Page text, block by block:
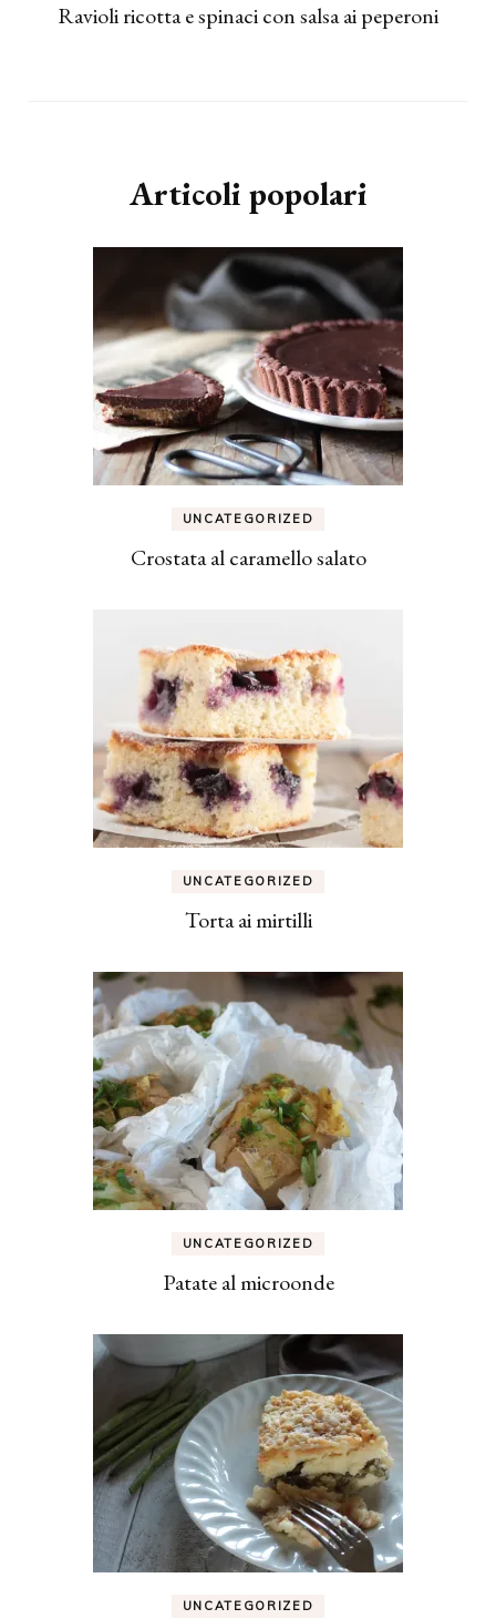
Ravioli ricotta e spinaci con salsa ai peperoni
Articoli popolari
UNCATEGORIZED
Crostata al caramello salato
UNCATEGORIZED
Torta ai mirtilli
UNCATEGORIZED
Patate al microonde
UNCATEGORIZED